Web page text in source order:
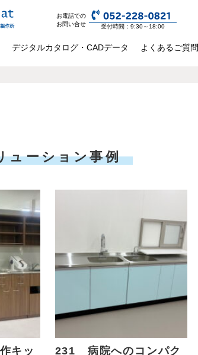
お電話での
お問い合せ
受付時間：9:30～18:00
デジタルカタログ・CADデータ よくあるご質問
ューション事例
キッ
231 病院へのコンパク